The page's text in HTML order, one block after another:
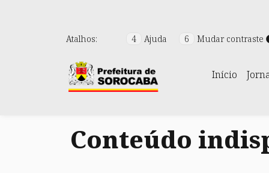
Atalhos: 4 Ajuda 6 Mudar contraste
Início
Conteúdo